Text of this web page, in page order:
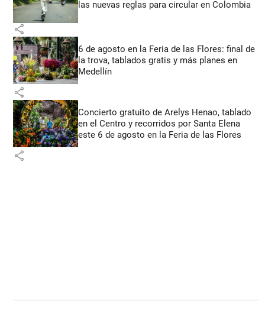
las nuevas reglas para circular en Colombia
share
6 de agosto en la Feria de las Flores: final de
la trova, tablados gratis y más planes en
Medellín
share
Concierto gratuito de Arelys Henao, tablado
en el Centro y recorridos por Santa Elena
este 6 de agosto en la Feria de las Flores
share